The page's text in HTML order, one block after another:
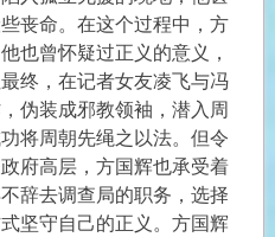
丧命。在这个过程中，方
也曾怀疑过正义的意义，
终，在记者女友凌飞与冯
伪装成邪教领袖，潜入周
将周朝先绳之以法。但令
府高层，方国辉也承受着
辞去调查局的职务，选择
坚守自己的正义。方国辉